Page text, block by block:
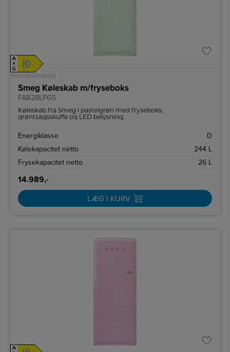
A
↑
G
D
Produktdatablad
Smeg Køleskab m/fryseboks
FAB28LPG5
Køleskab fra Smeg i pastelgrøn med fryseboks,
grøntsagsskuffe og LED belysning.
Energiklasse
D
Kølekapacitet netto
244 L
Frysekapacitet netto
26 L
14.989,-
LÆG I KURV
A